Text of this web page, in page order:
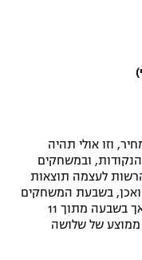
וזו אולי תהיה
ובמשחקים
לעצמה תוצאות
ואכן, בשבעת המשחקים
האחרונים סיימה אשדוד ארבעה ב-0:0. אך בשבעה מתוך 11
ספגה 21 שערים – ממוצע של שלושה